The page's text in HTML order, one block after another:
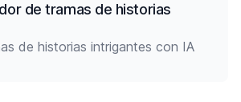
de tramas de historias
de historias intrigantes con IA